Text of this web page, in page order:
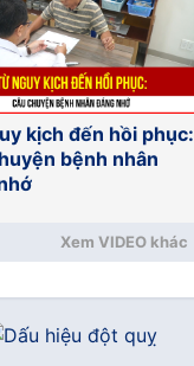
kịch đến hồi phục:
bệnh nhân
Xem VIDEO khác